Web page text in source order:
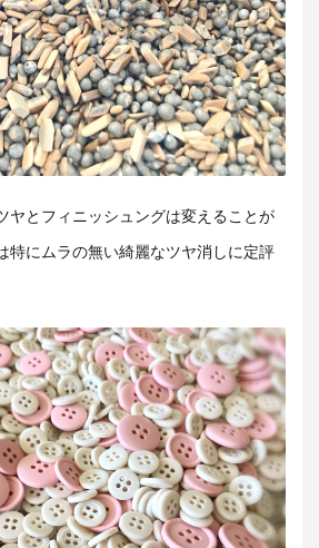
ヤとフィニッシュングは変えることが
特にムラの無い綺麗なツヤ消しに定評